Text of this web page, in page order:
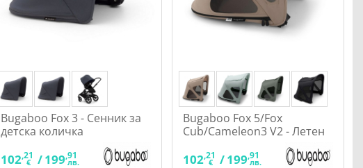
Bugaboo Fox 3 - Сенник за
детска количка
102,21
€ /199,91
лв.
Bugaboo Fox 5/Fox
Cub/Cameleon3 V2 - Летен
сенник Breezy за количка
102,21
€ /199,91
лв.